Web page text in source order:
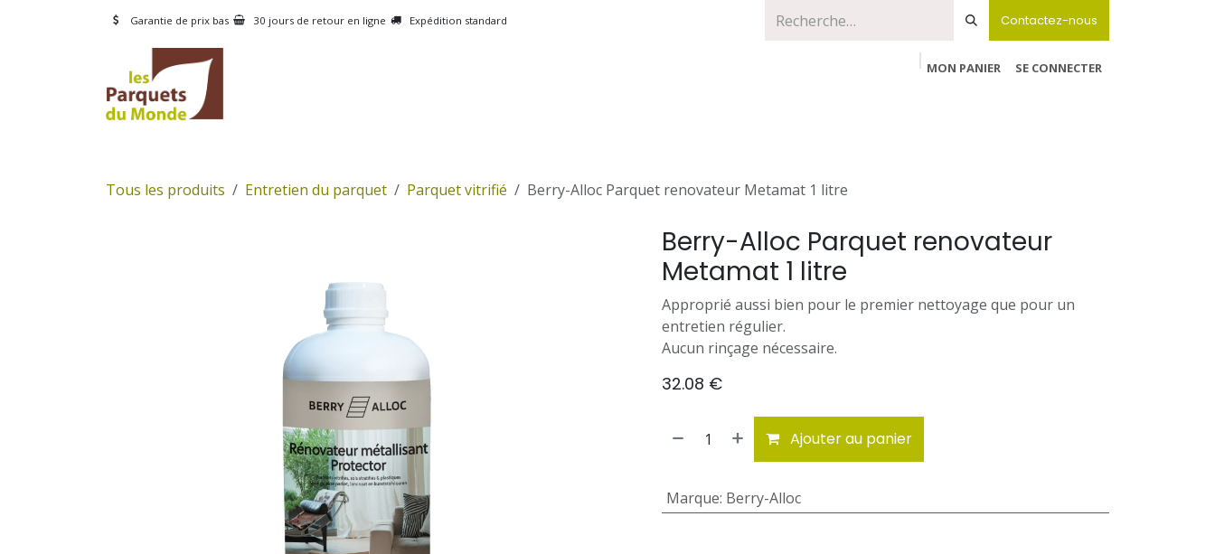
Se rendre au contenu
Garantie de prix bas 30 jours de retour en ligne Expédition standard Contactez-nous
MON PANIER
SE CONNECTER
Tous les produits Entretien du parquet Parquet vitrifié Berry-Alloc Parquet renovateur Metamat 1 litre
Berry-Alloc Parquet renovateur
Metamat 1 litre
Approprié aussi bien pour le premier nettoyage que pour un
entretien régulier.
Aucun rinçage nécessaire.
32.08 €
Ajouter au panier
Marque: Berry-Alloc